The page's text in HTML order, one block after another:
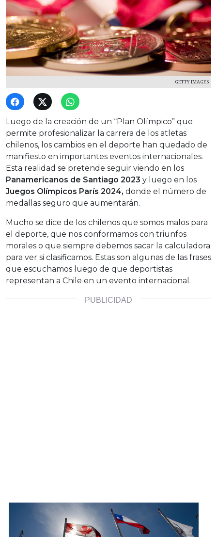
GETTY IMAGES
Luego de la creación de un “Plan Olímpico” que
permite profesionalizar la carrera de los atletas
chilenos, los cambios en el deporte han quedado de
manifiesto en importantes eventos internacionales.
Esta realidad se pretende seguir viendo en los
Panamericanos de Santiago 2023 y luego en los
Juegos Olímpicos París 2024, donde el número de
medallas seguro que aumentarán.
Mucho se dice de los chilenos que somos malos para
el deporte, que nos conformamos con triunfos
morales o que siempre debemos sacar la calculadora
para ver si clasificamos. Estas son algunas de las frases
que escuchamos luego de que deportistas
representan a Chile en un evento internacional.